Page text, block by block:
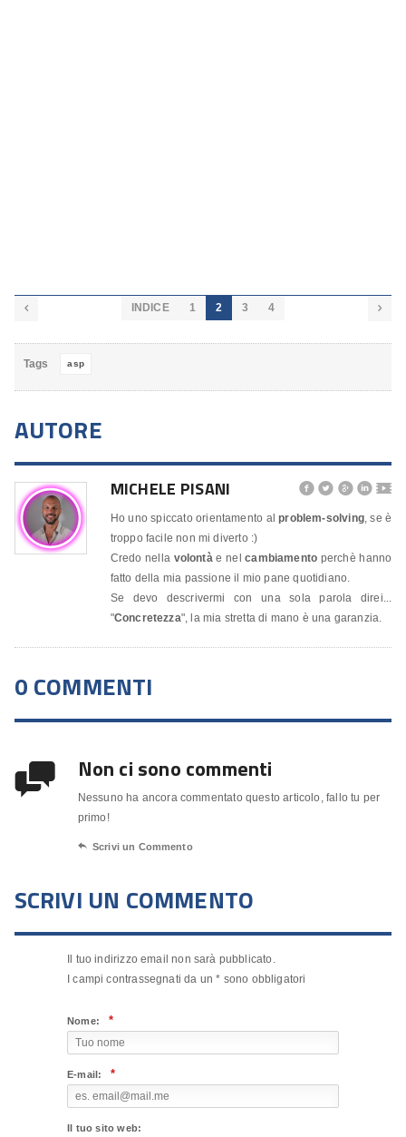
 INDICE 1 2 3 4 
Tags asp
AUTORE
MICHELE PISANI     🎬
Ho uno spiccato orientamento alproblem-solving, se è
troppo facile non mi diverto :)
Credo nella volontà e nelcambiamento perchè hanno
fatto della mia passione il mio pane quotidiano.
Se devo descrivermi con una sola parola direi...
"Concretezza", la mia stretta di mano è una garanzia.
0 COMMENTI
 Non ci sono commenti
Nessuno ha ancora commentato questo articolo, fallo tu per
primo!
 Scrivi un Commento
SCRIVI UN COMMENTO
Il tuo indirizzo email non sarà pubblicato.
I campi contrassegnati da un* sono obbligatori
Nome: *
E-mail: *
Il tuo sito web: